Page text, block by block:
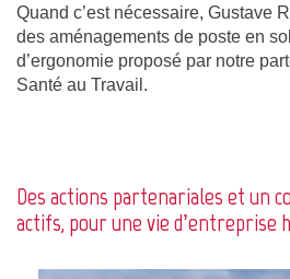
Quand c’est nécessaire, Gustave
des aménagements de poste en
d’ergonomie proposé par notre
Santé au Travail.
Des actions partenariales et un
actifs, pour une vie d’entreprise